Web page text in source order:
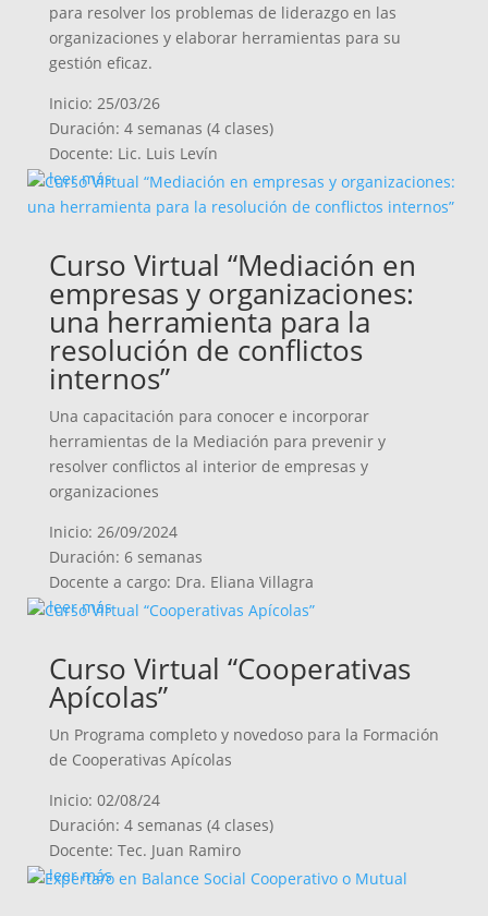
para resolver los problemas de liderazgo en las
organizaciones y elaborar herramientas para su
gestión eficaz.
Inicio: 25/03/26
Duración: 4 semanas (4 clases)
Docente: Lic. Luis Levín
leer más
Curso Virtual “Mediación en
empresas y organizaciones:
una herramienta para la
resolución de conflictos
internos”
Una capacitación para conocer e incorporar
herramientas de la Mediación para prevenir y
resolver conflictos al interior de empresas y
organizaciones
Inicio: 26/09/2024
Duración: 6 semanas
Docente a cargo: Dra. Eliana Villagra
leer más
Curso Virtual “Cooperativas
Apícolas”
Un Programa completo y novedoso para la Formación
de Cooperativas Apícolas
Inicio: 02/08/24
Duración: 4 semanas (4 clases)
Docente: Tec. Juan Ramiro
leer más